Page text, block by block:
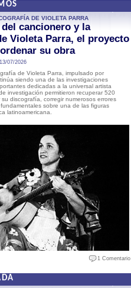
DE VIOLETA PARRA
cancionero y la
Violeta Parra, el proyecto
su obra
07/2026
de Violeta Parra, impulsado por
siendo una de las investigaciones
dedicadas a la universal artista
investigación permitieron recuperar 520
discografía, corregir numerosos errores
sobre una de las figuras
latinoamericana.
1 Comentario